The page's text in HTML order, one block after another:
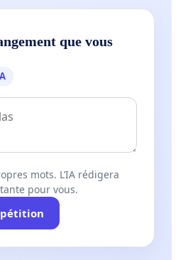
que vous
mots. L’IA rédigera
pour vous.
pétition